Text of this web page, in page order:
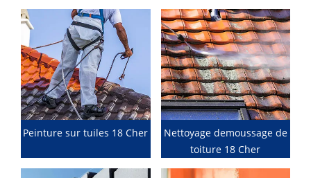
Peinture sur tuiles 18 Cher
Nettoyage demoussage de
toiture 18 Cher